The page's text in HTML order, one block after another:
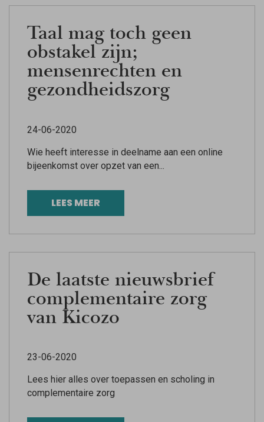
Taal mag toch geen
obstakel zijn;
mensenrechten en
gezondheidszorg
24-06-2020
Wie heeft interesse in deelname aan een online
bijeenkomst over opzet van een...
LEES MEER
De laatste nieuwsbrief
complementaire zorg
van Kicozo
23-06-2020
Lees hier alles over toepassen en scholing in
complementaire zorg